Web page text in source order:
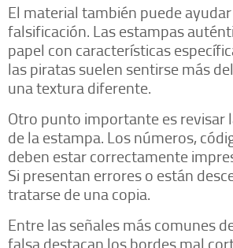
El material también puede
falsificación. Las estampas
papel con características
las piratas suelen sentirse más
una textura diferente.
Otro punto importante es revisar
de la estampa. Los números,
deben estar correctamente
Si presentan errores o están
tratarse de una copia.
Entre las señales más comunes
falsa destacan los bordes mal